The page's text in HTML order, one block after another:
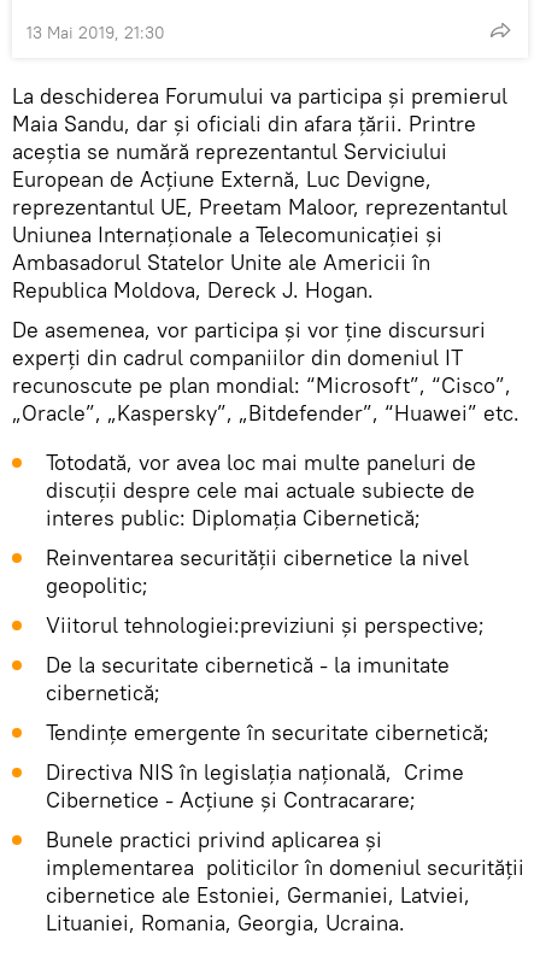
13 Mai 2019, 21:30
La deschiderea Forumului va participa și premierul
Maia Sandu, dar și oficiali din afara țării. Printre
aceștia se numără reprezentantul Serviciului
European de Acțiune Externă, Luc Devigne,
reprezentantul UE, Preetam Maloor, reprezentantul
Uniunea Internaționale a Telecomunicației și
Ambasadorul Statelor Unite ale Americii în
Republica Moldova, Dereck J. Hogan.
De asemenea, vor participa și vor ține discursuri
experți din cadrul companiilor din domeniul IT
recunoscute pe plan mondial: “Microsoft”, “Cisco”,
„Oracle”, „Kaspersky”, „Bitdefender”, “Huawei” etc.
Totodată, vor avea loc mai multe paneluri de
discuții despre cele mai actuale subiecte de
interes public: Diplomația Cibernetică;
Reinventarea securității cibernetice la nivel
geopolitic;
Viitorul tehnologiei:previziuni și perspective;
De la securitate cibernetică - la imunitate
cibernetică;
Tendințe emergente în securitate cibernetică;
Directiva NIS în legislația națională, Crime
Cibernetice - Acțiune și Contracarare;
Bunele practici privind aplicarea și
implementarea politicilor în domeniul securității
cibernetice ale Estoniei, Germaniei, Latviei,
Lituaniei, Romania, Georgia, Ucraina.